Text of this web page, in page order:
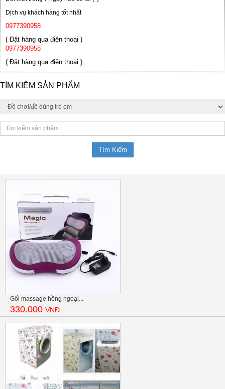
Dịch vụ khách hàng tốt nhất
0977390958
( Đặt hàng qua điện thoại )
0977390958
( Đặt hàng qua điện thoại )
TÌM KIẾM SẢN PHẨM
Gối massage hồng ngoại...
330.000 VNĐ